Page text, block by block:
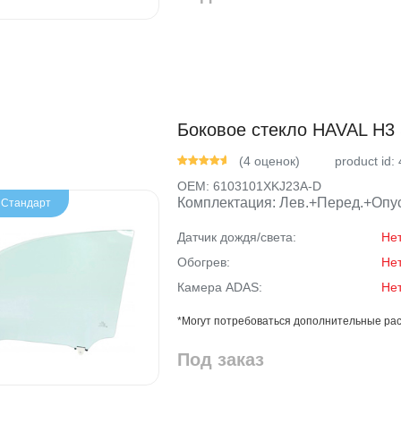
Боковое стекло HAVAL
(4 оценок)
product id:
OEM:6103101XKJ23A-D
Комплектация:
Датчик дождя/света:
Обогрев:
Камера ADAS:
*Могут потребоваться дополнительные
Под заказ